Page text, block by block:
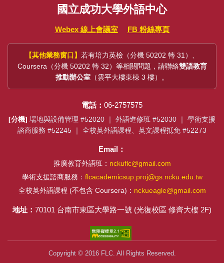
國立成功大學外語中心
Webex 線上會議室 FB 粉絲專頁
【其他業務窗口】 若有培力英檢（分機 50202 轉 31）、
Coursera（分機 50202 轉 32）等相關問題，請聯絡雙語教育
推動辦公室 （雲平大樓東棟 3 樓）。
電話： 06-2757575
[分機] 場地與設備管理 #52020 ｜ 外語進修班 #52030 ｜ 學術支援
諮商服務 #52245 ｜ 全校英外語課程、英文課程抵免 #52273
Email：
推廣教育外語班： nckuflc@gmail.com
學術支援諮商服務： flcacademicsup.proj@gs.ncku.edu.tw
全校英外語課程 (不包含 Coursera)： nckueagle@gmail.com
地址： 70101 台南市東區大學路一號 (光復校區 修齊大樓 2F)
Copyright © 2016 FLC. All Rights Reserved.